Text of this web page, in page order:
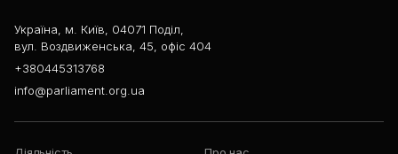
Україна, м. Київ, 04071 Поділ,
вул. Воздвиженська, 45, офіс 404
+380445313768
info@parliament.org.ua